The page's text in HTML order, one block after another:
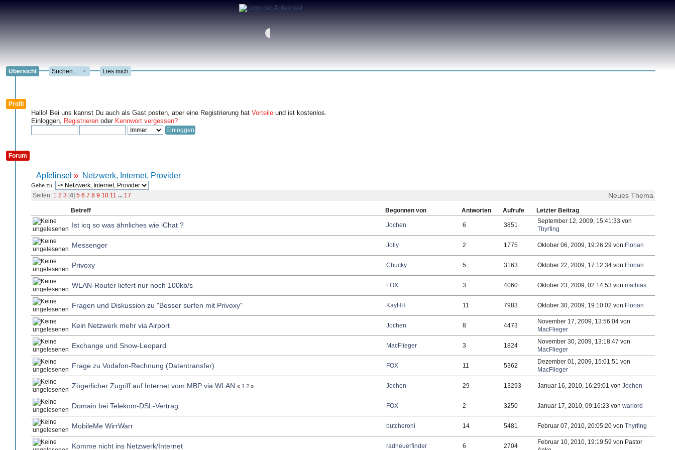
Übersicht + Lies mich
Profil
Hallo! Bei uns kannst Du auch als Gast posten, aber eine Registrierung hat Vorteile und ist kostenlos.
Einloggen, Registrieren oder Kennwort vergessen?
Forum
Apfelinsel » Netzwerk, Internet, Provider
Gehe zu:
Neues Thema
Seiten: 1 2 3 [4] 5 6 7 8 9 10 11 ... 17
Betreff Begonnen von Antworten Aufrufe Letzter Beitrag
Ist icq so was ähnliches wie iChat ? Jochen 6 3851
September 12, 2009, 15:41:33 von
Thyrfing
Messenger Jolly 2 1775 Oktober 06, 2009, 19:26:29 von Florian
Privoxy Chucky 5 3163 Oktober 22, 2009, 17:12:34 von Florian
WLAN-Router liefert nur noch 100kb/s FOX 3 4060 Oktober 23, 2009, 02:14:53 von mathias
Fragen und Diskussion zu "Besser surfen mit Privoxy" KayHH 11 7983 Oktober 30, 2009, 19:10:02 von Florian
Kein Netzwerk mehr via Airport Jochen 8 4473
November 17, 2009, 13:56:04 von
MacFlieger
Exchange und Snow-Leopard MacFlieger 3 1824
November 30, 2009, 13:18:47 von
MacFlieger
Frage zu Vodafon-Rechnung (Datentransfer) FOX 11 5362
Dezember 01, 2009, 15:01:51 von
MacFlieger
Zögerlicher Zugriff auf Internet vom MBP via WLAN « 1 2 » Jochen 29 13293 Januar 16, 2010, 16:29:01 von Jochen
Domain bei Telekom-DSL-Vertrag FOX 2 3250 Januar 17, 2010, 09:16:23 von warlord
MobileMe WirrWarr butcheroni 14 5481 Februar 07, 2010, 20:05:20 von Thyrfing
Komme nicht ins Netzwerk/Internet radneuerfinder 6 2704
Februar 10, 2010, 19:19:59 von Pastor